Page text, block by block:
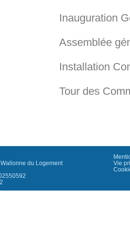
Inauguration
Assemblée
Installation
Tour des
du Logement
Vie